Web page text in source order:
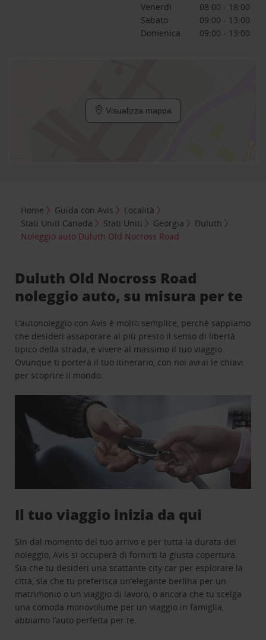
Venerdì
08:00 - 18:00
Sabato
09:00 - 13:00
Domenica
09:00 - 13:00
Visualizza mappa
Home Guida con Avis
Località
Stati Uniti Canada
Stati Uniti Georgia
Duluth
Noleggio auto Duluth Old Nocross Road
Duluth Old Nocross Road
noleggio auto, su misura per te
L’autonoleggio con Avis è molto semplice, perchè sappiamo
che desideri assaporare al più presto il senso di libertà
tipico della strada, e vivere al massimo il tuo viaggio.
Ovunque ti porterà il tuo itinerario, con noi avrai le chiavi
per scoprire il mondo.
Il tuo viaggio inizia da qui
Sin dal momento del tuo arrivo e per tutta la durata del
noleggio, Avis si occuperà di fornirti la giusta copertura.
Sia che tu desideri una scattante city car per esplorare la
città, sia che tu preferisca un’elegante berlina per un
matrimonio o un viaggio di lavoro, o ancora che tu scelga
una comoda monovolume per un viaggio in famiglia,
abbiamo l’auto perfetta per te.